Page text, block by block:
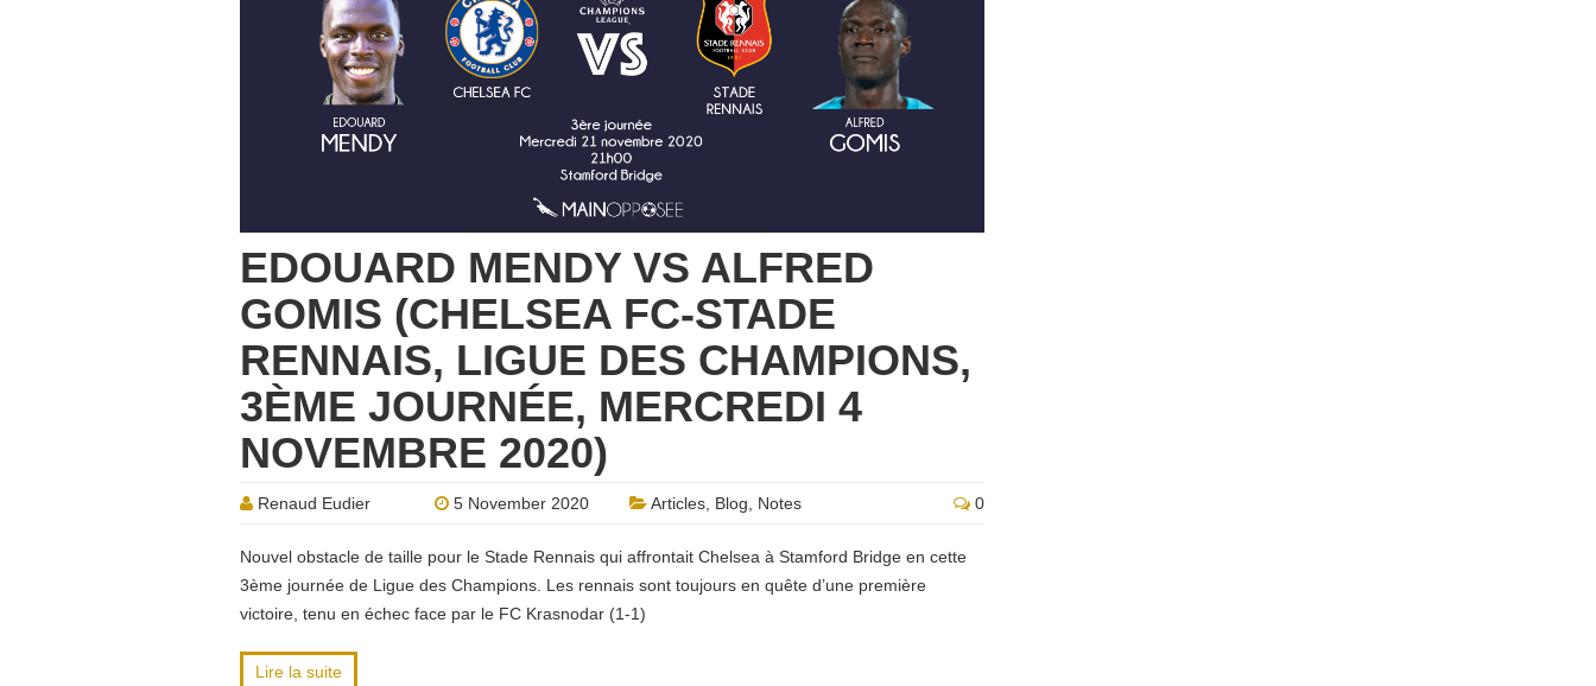
EDOUARD MENDY VS ALFRED
GOMIS (CHELSEA FC-STADE
RENNAIS, LIGUE DES CHAMPIONS,
3ÈME JOURNÉE, MERCREDI 4
NOVEMBRE 2020)
Renaud Eudier 5 November 2020 Articles Blog Notes 0
Nouvel obstacle de taille pour le Stade Rennais qui affrontait Chelsea à Stamford Bridge en cette
3ème journée de Ligue des Champions. Les rennais sont toujours en quête d’une première
victoire, tenu en échec face par le FC Krasnodar (1-1)
Lire la suite